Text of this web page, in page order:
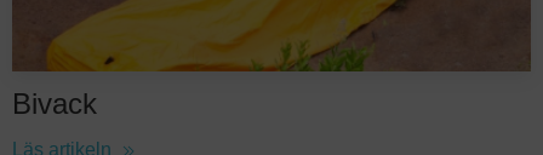
Bivack
Läs artikeln